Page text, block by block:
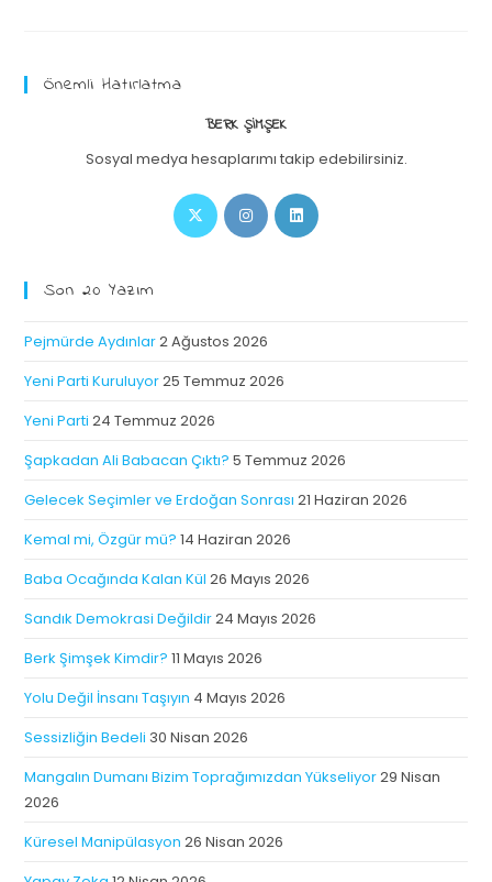
Önemli Hatırlatma
BERK ŞIMŞEK
Sosyal medya hesaplarımı takip edebilirsiniz.
Son 20 Yazım
Pejmürde Aydınlar2 Ağustos 2026
Yeni Parti Kuruluyor25 Temmuz 2026
Yeni Parti 24 Temmuz 2026
Şapkadan Ali Babacan Çıktı? 5 Temmuz 2026
Gelecek Seçimler ve Erdoğan Sonrası 21 Haziran 2026
Kemal mi, Özgür mü? 14 Haziran 2026
Baba Ocağında Kalan Kül 26 Mayıs 2026
Sandık Demokrasi Değildir24 Mayıs 2026
Berk Şimşek Kimdir? 11 Mayıs 2026
Yolu Değil İnsanı Taşıyın 4 Mayıs 2026
Sessizliğin Bedeli 30 Nisan 2026
Mangalın Dumanı Bizim Toprağımızdan Yükseliyor29 Nisan
2026
Küresel Manipülasyon 26 Nisan 2026